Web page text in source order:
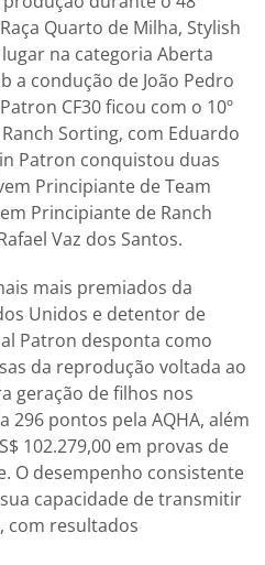
Quarto de Milha, Stylish
na categoria Aberta
a condução de João Pedro
CF30 ficou com o 10º
Sorting, com Eduardo
Patron conquistou duas
Principiante de Team
Principiante de Ranch
Vaz dos Santos.
mais premiados da
Unidos e detentor de
Patron desponta como
da reprodução voltada ao
geração de filhos nos
296 pontos pela AQHA, além
102.279,00 em provas de
O desempenho consistente
capacidade de transmitir
com resultados